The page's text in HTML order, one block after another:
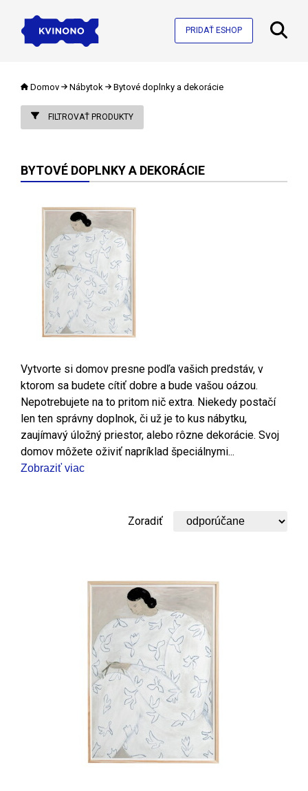
PRIDAŤ ESHOP
Domov Nábytok Bytové doplnky a dekorácie
FILTROVAŤ PRODUKTY
BYTOVÉ DOPLNKY A DEKORÁCIE
Vytvorte si domov presne podľa vašich predstáv, v
ktorom sa budete cítiť dobre a bude vašou oázou.
Nepotrebujete na to pritom nič extra. Niekedy postačí
len ten správny doplnok, či už je to kus nábytku,
zaujímavý úložný priestor, alebo rôzne dekorácie. Svoj
domov môžete oživiť napríklad špeciálnymi...
Zobraziť viac
Zoradiť